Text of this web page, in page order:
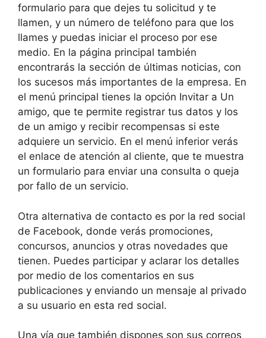
formulario para que dejes tu solicitud y te
llamen, y un número de teléfono para que los
llames y puedas iniciar el proceso por ese
medio. En la página principal también
encontrarás la sección de últimas noticias, con
los sucesos más importantes de la empresa. En
el menú principal tienes la opción Invitar a Un
amigo, que te permite registrar tus datos y los
de un amigo y recibir recompensas si este
adquiere un servicio. En el menú inferior verás
el enlace de atención al cliente, que te muestra
un formulario para enviar una consulta o queja
por fallo de un servicio.
Otra alternativa de contacto es por la red social
de Facebook, donde verás promociones,
concursos, anuncios y otras novedades que
tienen. Puedes participar y aclarar los detalles
por medio de los comentarios en sus
publicaciones y enviando un mensaje al privado
a su usuario en esta red social.
Una vía que también dispones son sus correos